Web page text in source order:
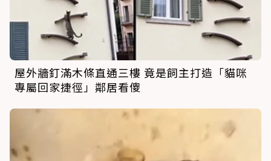
屋外牆釘滿木條直通三樓 竟是飼主打造「貓咪
專屬回家捷徑」鄰居看傻